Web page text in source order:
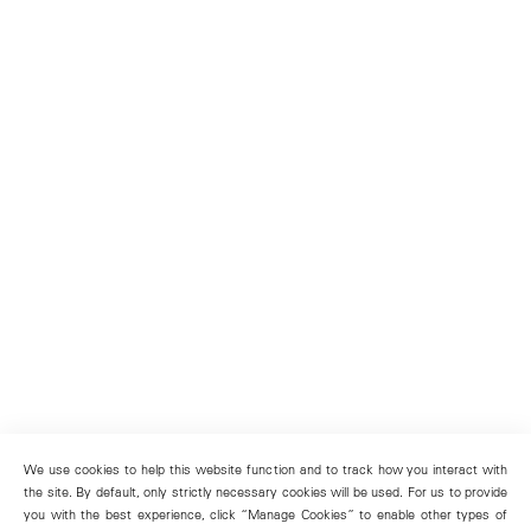
We use cookies to help this website function and to track how you interact with
the site. By default, only strictly necessary cookies will be used. For us to provide
you with the best experience, click “Manage Cookies” to enable other types of